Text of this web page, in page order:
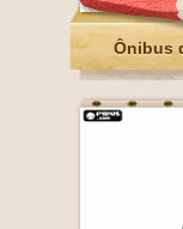
Ônibus